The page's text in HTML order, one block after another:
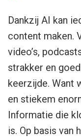
Dankzij AI kan
content maken.
video’s,
strakker en
keerzijde. Want
en stiekem
Informatie die
is. Op basis van